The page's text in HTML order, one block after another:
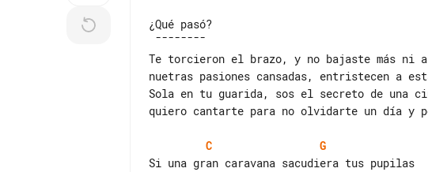
¿Qué pasó?
Te torcieron el brazo, y no bajaste más ni
nuetras pasiones cansadas, entristecen a
Sola en tu guarida, sos el secreto de una
quiero cantarte para no olvidarte un día y
C
G
Si una gran caravana sacudiera tus pupilas